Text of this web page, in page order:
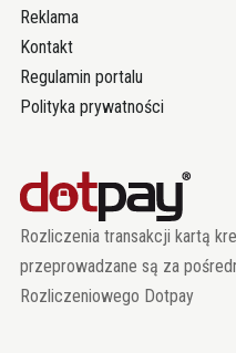
Reklama
Kontakt
Regulamin portalu
Polityka prywatności
Rozliczenia transakcji kartą
przeprowadzane są za
Rozliczeniowego Dotpay